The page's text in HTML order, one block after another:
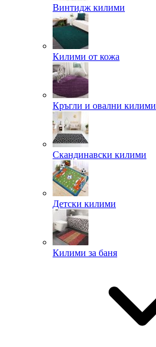
Винтидж килими
Килими от кожа
Кръгли и овални килими
Скандинавски килими
Детски килими
Килими за баня